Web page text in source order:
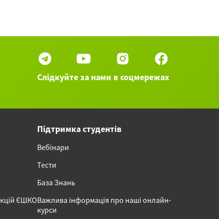
окончания прилагательных в роли
роли определения. Знаменитые личности
Слідкуйте за нами в соцмережах
ЄШКО
Підтримка студентів
Вебінари
Тести
База Знань
Важлива інформація про наші онлайн-
курси